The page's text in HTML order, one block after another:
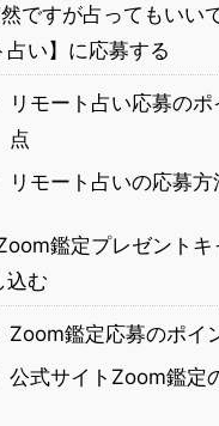
ですが占ってもいい
占い】に応募する
リモート占い応募の
点
リモート占いの応募方
鑑定プレゼントキ
込む
Zoom鑑定応募のポイ
公式サイトZoom鑑定